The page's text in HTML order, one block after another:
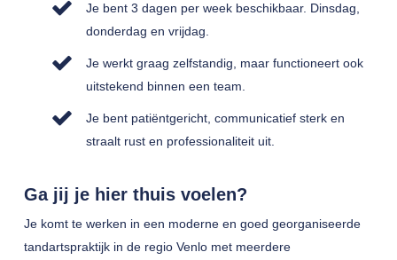
Je bent 3 dagen per week beschikbaar. Dinsdag,
donderdag en vrijdag.
Je werkt graag zelfstandig, maar functioneert ook
uitstekend binnen een team.
Je bent patiëntgericht, communicatief sterk en
straalt rust en professionaliteit uit.
Ga jij je hier thuis voelen?
Je komt te werken in een moderne en goed georganiseerde
tandartspraktijk in de regio Venlo met meerdere